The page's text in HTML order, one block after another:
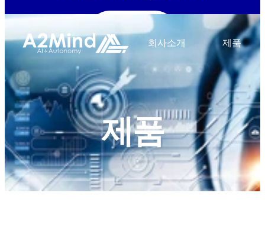
메카센터(생산)
경남 창원시 성산구 성산패총로38번길 2
전화 02-6949-2757
이메일 a2mind@a2mind.com
회사소개 제품
제품